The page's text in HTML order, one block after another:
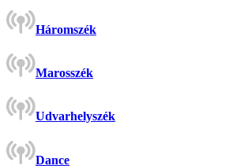
Háromszék
Marosszék
Udvarhelyszék
Dance